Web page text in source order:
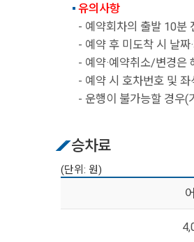
유의사항
- 예약회차의 출발 10분
- 예약 후 미도착 시 날짜
- 예약·예약취소/변경은
- 예약 시 호차번호 및 좌
- 운행이 불가능할 경우(
승차료
(단위: 원)